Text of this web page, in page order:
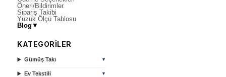
Öneri/Bildirimler
Sipariş Takibi
Yüzük Ölçü Tablosu
Blog ▼
KATEGORİLER
Gümüş Takı ▼
Ev Tekstili ▼